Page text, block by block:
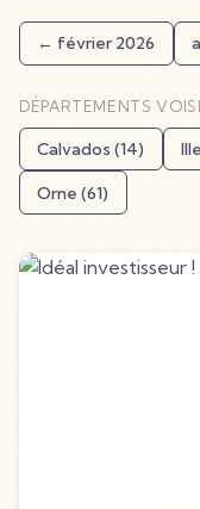
← février 2026
DÉPARTEMENTS
Calvados (14)
Orne (61)